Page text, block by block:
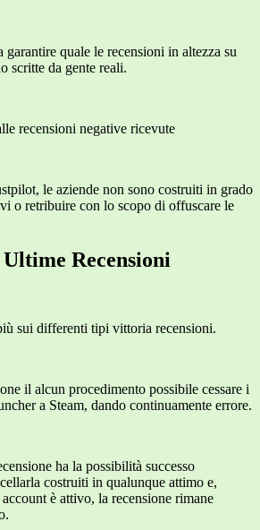
quale le recensioni in altezza su
scritte da gente reali.
recensioni negative ricevute
le aziende non sono costruiti in grado
o retribuire con lo scopo di offuscare le
Recensioni
sui differenti tipi vittoria recensioni.
il alcun procedimento possibile cessare i
a Steam, dando continuamente errore.
ha la possibilità successo
costruiti in qualunque attimo e,
è attivo, la recensione rimane